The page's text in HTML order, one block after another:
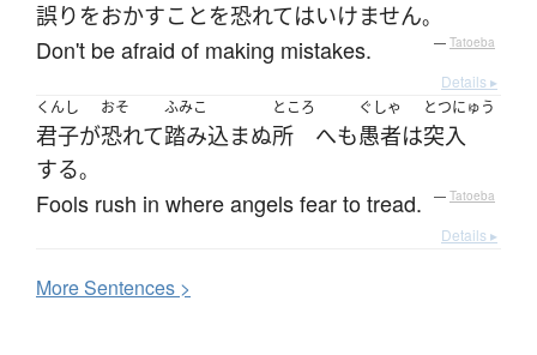
誤りをおかすことを恐れてはいけません。
Don't be afraid of making mistakes. — Tatoeba
Details ▸
くんし
君子が
おそ
恐れて
ふみこ
踏み込まぬ
ところ
所 へも
ぐしゃ
愚者は
とつにゅう
突入
する。
Fools rush in where angels fear to tread. — Tatoeba
Details ▸
MoreSentences >